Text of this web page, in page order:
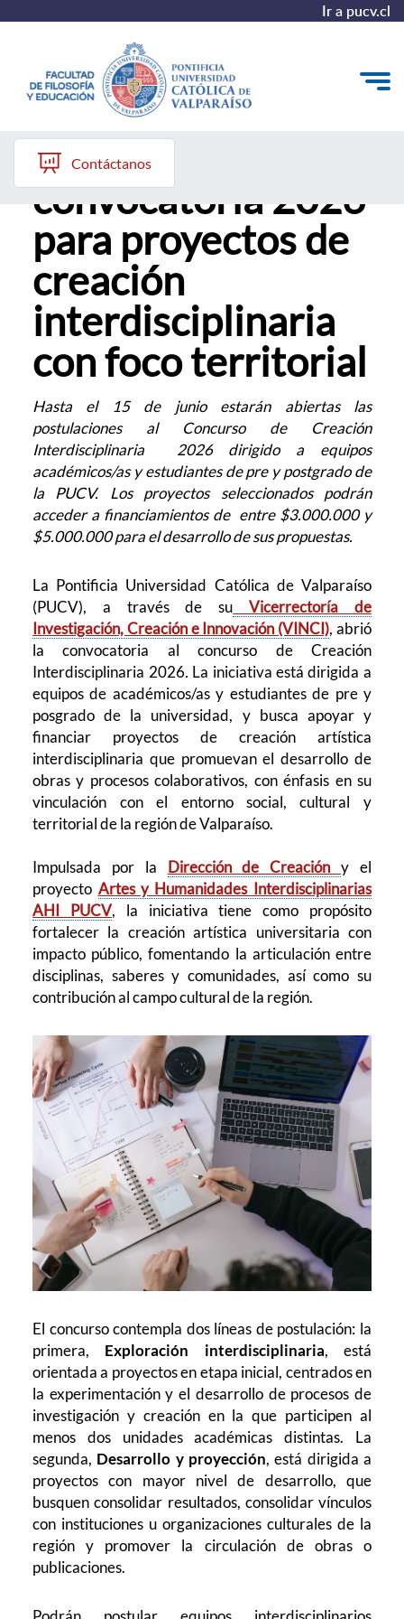
Ir a pucv.cl
Quiénes somos
Líneas de trabajo 2025-2028
Historia
Proyecto Conocimientos 2030
Reportes
Contáctanos
PUCV abre
convocatoria 2026
para proyectos de
creación
interdisciplinaria
con foco territorial
Hasta el 15 de junio estarán abiertas las
postulaciones al Concurso de Creación
Interdisciplinaria 2026 dirigido a equipos
académicos/as y estudiantes de pre y postgrado de
la PUCV. Los proyectos seleccionados podrán
acceder a financiamientos de entre $3.000.000 y
$5.000.000 para el desarrollo de sus propuestas.
La Pontificia Universidad Católica de Valparaíso
(PUCV), a través de su Vicerrectoría de
Investigación, Creación e Innovación (VINCI), abrió
la convocatoria al concurso de Creación
Interdisciplinaria 2026. La iniciativa está dirigida a
equipos de académicos/as y estudiantes de pre y
posgrado de la universidad, y busca apoyar y
financiar proyectos de creación artística
interdisciplinaria que promuevan el desarrollo de
obras y procesos colaborativos, con énfasis en su
vinculación con el entorno social, cultural y
territorial de la región de Valparaíso.
Impulsada por la Dirección de Creacióny el
proyecto Artes y Humanidades Interdisciplinarias
AHI PUCV, la iniciativa tiene como propósito
fortalecer la creación artística universitaria con
impacto público, fomentando la articulación entre
disciplinas, saberes y comunidades, así como su
contribución al campo cultural de la región.
El concurso contempla dos líneas de postulación: la
primera, Exploración interdisciplinaria, está
orientada a proyectos en etapa inicial, centrados en
la experimentación y el desarrollo de procesos de
investigación y creación en la que participen al
menos dos unidades académicas distintas. La
segunda, Desarrollo y proyección, está dirigida a
proyectos con mayor nivel de desarrollo, que
busquen consolidar resultados, consolidar vínculos
con instituciones u organizaciones culturales de la
región y promover la circulación de obras o
publicaciones.